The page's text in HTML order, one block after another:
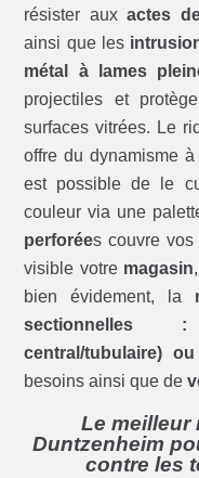
résister auxactes
ainsi que les
métal à lames
projectiles et
surfaces vitrées. Le
offre du dynamisme
est possible de le
couleur via une
perforées couvre
visible votre magasin
bien évidement, la
sectionnelles
central/tubulaire)
besoins ainsi que de
Le meilleur
Duntzenheim
contre les